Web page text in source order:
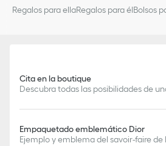
Regalos para ellaRegalos para élBolsos
Cita en la boutique
Descubra todas las posibilidades de
Empaquetado emblemático Dior
Ejemplo y emblema del savoir-faire de